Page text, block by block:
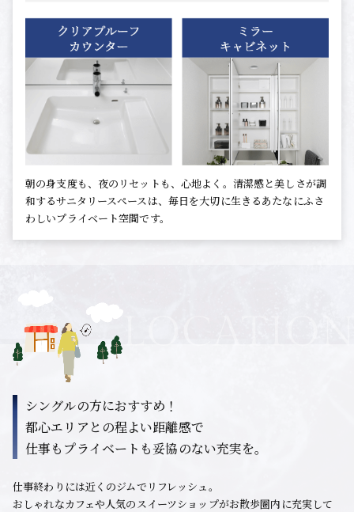
朝の身支度も、夜のリセットも、心地よく。清潔感と美しさが調
和するサニタリースペースは、毎日を大切に生きるあたなにふさ
わしいプライベート空間です。
シングルの方におすすめ！
都心エリアとの程よい距離感で
仕事もプライベートも妥協のない充実を。
仕事終わりには近くのジムでリフレッシュ。
おしゃれなカフェや人気のスイーツショップがお散歩圏内に充実して